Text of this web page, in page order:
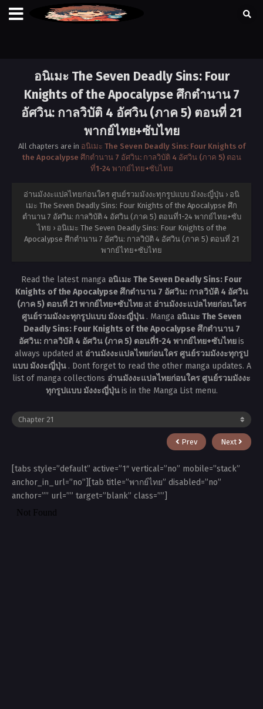
อนิเมะ The Seven Deadly Sins: Four
Knights of the Apocalypse ศึกตำนาน 7
อัศวิน: กาลวิบัติ 4 อัศวิน (ภาค 5) ตอนที่ 21
พากย์ไทย+ซับไทย
All chapters are in อนิเมะ The Seven Deadly Sins: Four Knights of
the Apocalypse ศึกตำนาน 7 อัศวิน: กาลวิบัติ 4 อัศวิน (ภาค 5) ตอน
ที่1-24 พากย์ไทย+ซับไทย
อ่านมังงะแปลไทยก่อนใคร ศูนย์รวมมังงะทุกรูปแบบ มังงะญี่ปุ่น › อนิ
เมะ The Seven Deadly Sins: Four Knights of the Apocalypse ศึก
ตำนาน 7 อัศวิน: กาลวิบัติ 4 อัศวิน (ภาค 5) ตอนที่1-24 พากย์ไทย+ซับ
ไทย › อนิเมะ The Seven Deadly Sins: Four Knights of the
Apocalypse ศึกตำนาน 7 อัศวิน: กาลวิบัติ 4 อัศวิน (ภาค 5) ตอนที่ 21
พากย์ไทย+ซับไทย
Read the latest manga อนิเมะ The Seven Deadly Sins: Four
Knights of the Apocalypse ศึกตำนาน 7 อัศวิน: กาลวิบัติ 4 อัศวิน
(ภาค 5) ตอนที่ 21 พากย์ไทย+ซับไทยat อ่านมังงะแปลไทยก่อนใคร
ศูนย์รวมมังงะทุกรูปแบบ มังงะญี่ปุ่น . Manga อนิเมะ The Seven
Deadly Sins: Four Knights of the Apocalypse ศึกตำนาน 7
อัศวิน: กาลวิบัติ 4 อัศวิน (ภาค 5) ตอนที่1-24 พากย์ไทย+ซับไทยis
always updated at อ่านมังงะแปลไทยก่อนใคร ศูนย์รวมมังงะทุกรูป
แบบ มังงะญี่ปุ่น . Dont forget to read the other manga updates. A
list of manga collections อ่านมังงะแปลไทยก่อนใคร ศูนย์รวมมังงะ
ทุกรูปแบบ มังงะญี่ปุ่นis in the Manga List menu.
Prev Next
[tabs style=”default” active=”1″ vertical=”no” mobile=”stack”
anchor_in_url=”no”][tab title=”พากย์ไทย” disabled=”no”
anchor=”” url=”” target=”blank” class=””]